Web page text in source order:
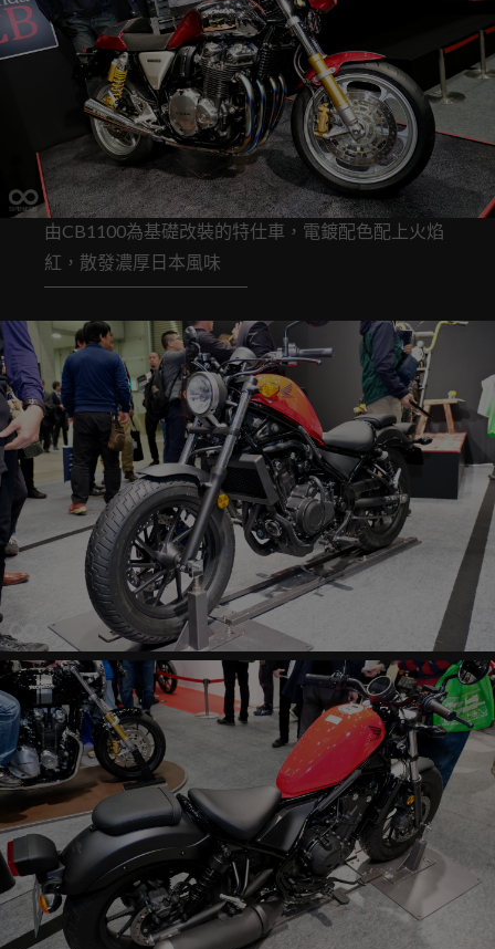
由CB1100為基礎改裝的特仕車，電鍍配色配上火焰
紅，散發濃厚日本風味